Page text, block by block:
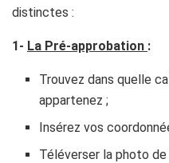
distinctes :
1- La Pré-approbation :
Trouvez dans quelle
appartenez ;
Insérez vos
Téléverser la photo